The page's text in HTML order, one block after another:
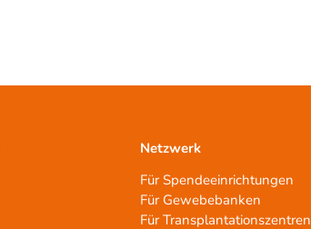
Netzwerk
Für Spendeeinrichtungen
Für Gewebebanken
Für Transplantationszentren